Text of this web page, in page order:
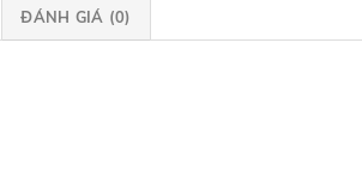
ĐÁNH GIÁ (0)